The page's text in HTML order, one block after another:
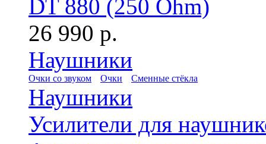
DT 880 (250 Ohm)
26 990 р.
Наушники
Очки со звуком Очки Сменные стёкла
Наушники
Усилители для